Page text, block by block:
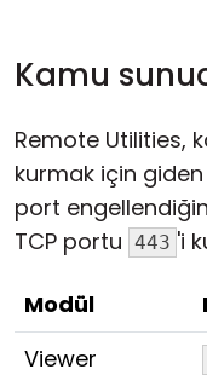
Kamu
Remote Utilities,
kurmak için
port
TCP portu 443 'i
Modül
Viewer